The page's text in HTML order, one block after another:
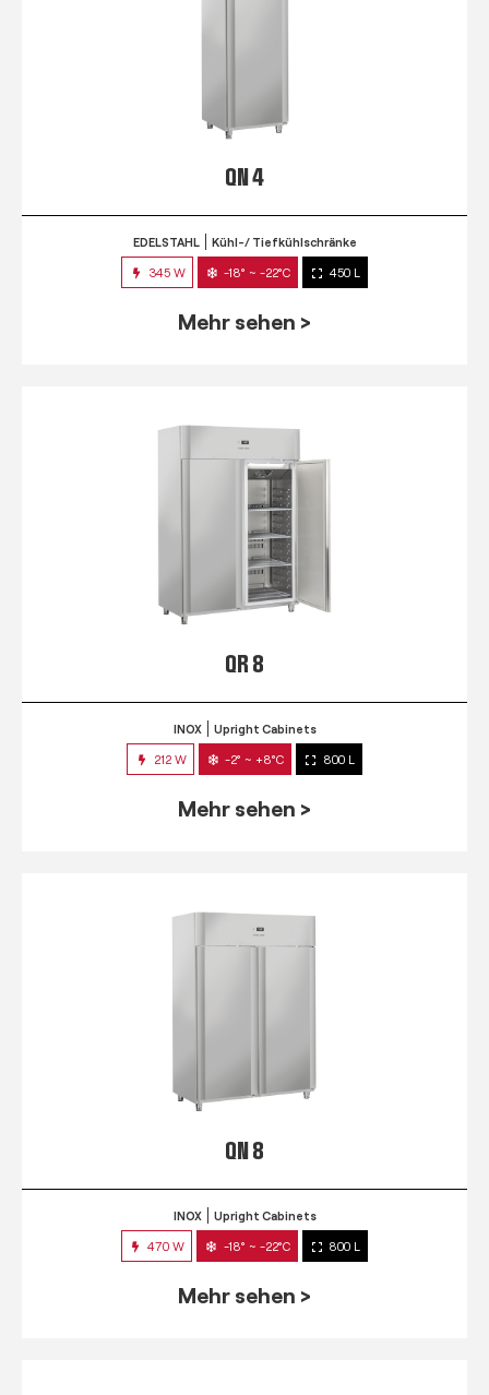
QN 4
EDELSTAHL Kühl-/ Tiefkühlschränke
345 W -18° ~ -22°C 450 L
Mehr sehen >
QR 8
INOX Upright Cabinets
212 W -2° ~ +8°C 800 L
Mehr sehen >
QN 8
INOX Upright Cabinets
470 W -18° ~ -22°C 800 L
Mehr sehen >